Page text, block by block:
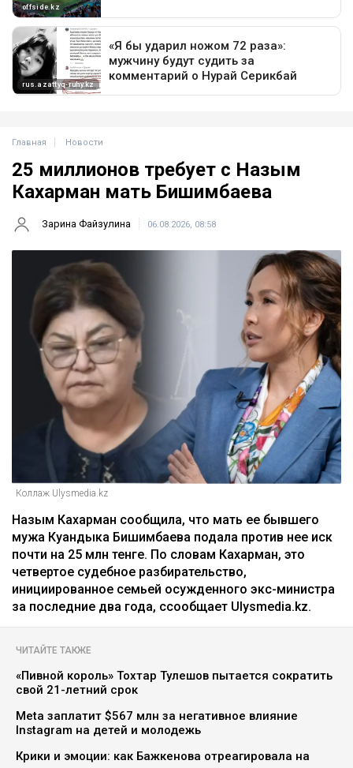
Главная Новости
25 миллионов требует с Назым
Кахарман мать Бишимбаева
Зарина Файзулина 06.08.2026, 08:58
Коллаж Ulysmedia.kz
Назым Кахарман сообщила, что мать ее бывшего
мужа Куандыка Бишимбаева подала против нее иск
почти на 25 млн тенге. По словам Кахарман, это
четвертое судебное разбирательство,
инициированное семьей осужденного экс-министра
за последние два года, ссообщает Ulysmedia.kz.
ЧИТАЙТЕ ТАКЖЕ
«Пивной король» Тохтар Тулешов пытается сократить
свой 21-летний срок
Meta заплатит $567 млн за негативное влияние
Instagram на детей и молодежь
Крики и эмоции: как Бажкенова отреагировала на